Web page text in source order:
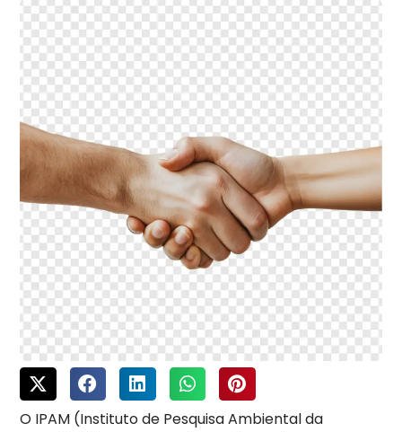
O IPAM (Instituto de Pesquisa Ambiental da